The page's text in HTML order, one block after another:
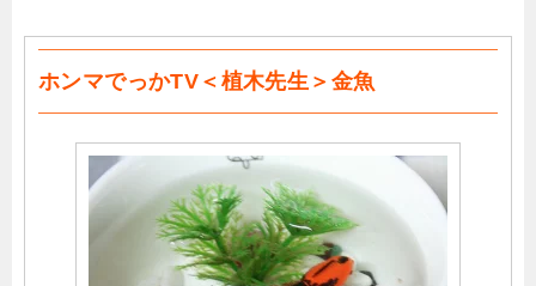
ホンマでっかTV＜植木先生＞金魚